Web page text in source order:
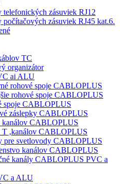
telefonických zásuviek RJ12
zásuviek RJ45 kat.6.
TC
organizátor
ai ALU
rohové spoje CABLOPLUS
rohové spoje CABLOPLUS
spoje CABLOPLUS
záslepky CABLOPLUS
kanálov CABLOPLUS
T ,kanálov CABLOPLUS
pre svetlovody CABLOPLUS
kanálov CABLOPLUS
kanály CABLOPLUS PVC a
a ALU